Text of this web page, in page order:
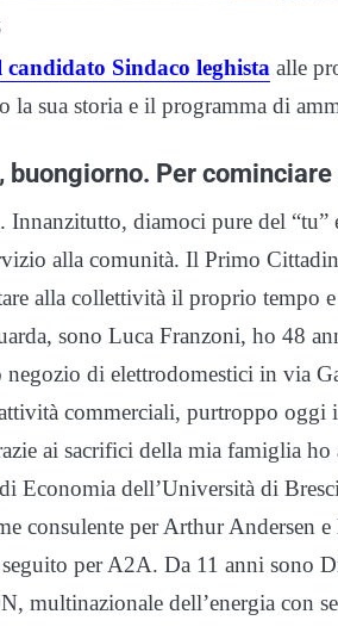
candidato Sindaco leghista alle
la sua storia e il programma di
buongiorno. Per
diamoci pure del
alla comunità. Il Primo
alla collettività il proprio tempo
sono Luca Franzoni, ho 48
di elettrodomestici in via
commerciali, purtroppo
ai sacrifici della mia famiglia
Economia dell’Università di
consulente per Arthur Andersen
per A2A. Da 11 anni sono
multinazionale dell’energia con